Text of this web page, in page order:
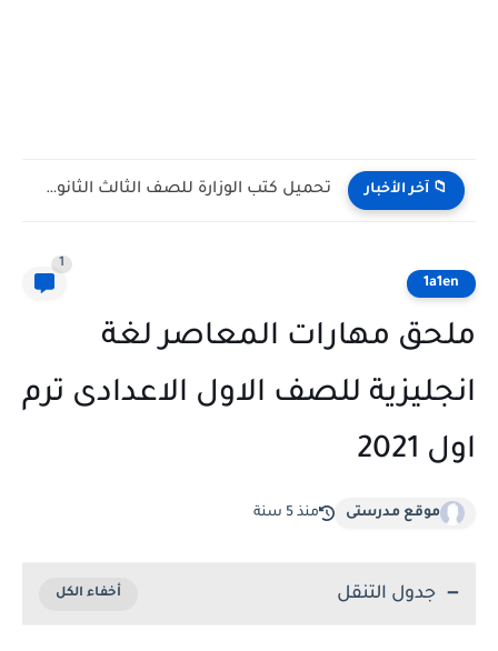
📁 آخر الأخبار
1a1en
1
ملحق مهارات المعاصر لغة
انجليزية للصف الاول الاعدادى ترم
اول 2021
موقع مدرستى منذ 5 سنة
جدول التنقل